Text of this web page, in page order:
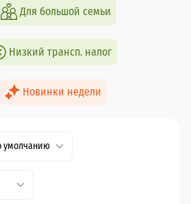
Для большой семьи
Низкий трансп. налог
Новинки недели
умолчанию